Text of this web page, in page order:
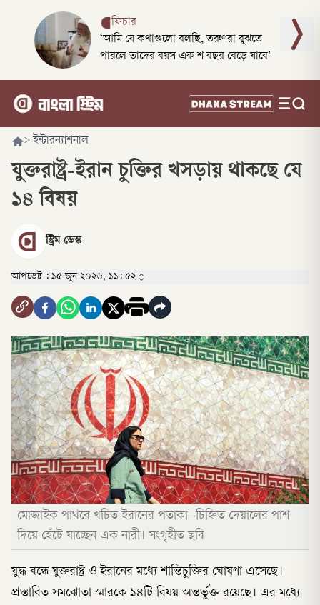
ফিচার
‘আমি যে কথাগুলো বলছি, তরুণরা বুঝতে
পারলে তাদের বয়স এক শ বছর বেড়ে যাবে’
> ইন্টারন্যাশনাল
যুক্তরাষ্ট্র-ইরান চুক্তির খসড়ায় থাকছে যে
১৪ বিষয়
স্ট্রিম ডেস্ক
আপডেট : ১৫ জুন ২০২৬, ১১: ৫২
মোজাইক পাথরে খচিত ইরানের পতাকা–চিহ্নিত দেয়ালের পাশ
দিয়ে হেঁটে যাচ্ছেন এক নারী। সংগৃহীত ছবি
যুদ্ধ বন্ধে যুক্তরাষ্ট্র ও ইরানের মধ্যে শান্তিচুক্তির ঘোষণা এসেছে।
প্রস্তাবিত সমঝোতা স্মারকে ১৪টি বিষয় অন্তর্ভুক্ত রয়েছে। এর মধ্যে